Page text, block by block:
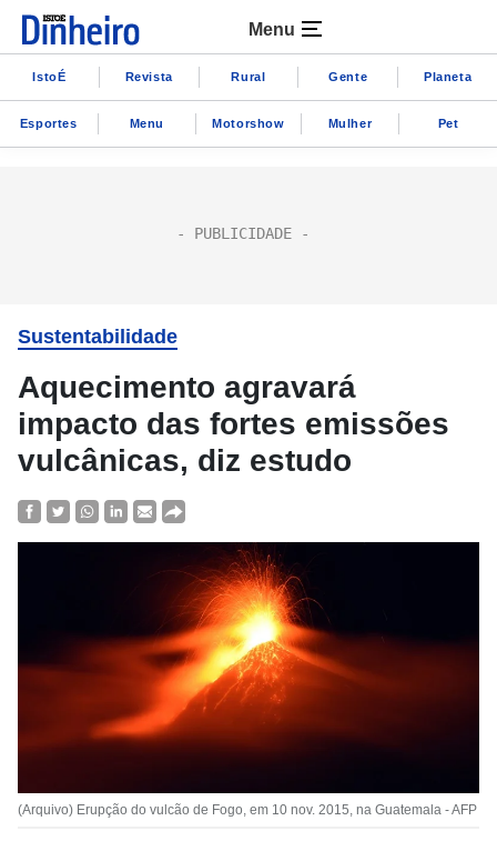
Menu
IstoÉ Revista Rural Gente Planeta
Esportes Menu Motorshow Mulher Pet
Sustentabilidade
Aquecimento agravará
impacto das fortes emissões
vulcânicas, diz estudo
(Arquivo) Erupção do vulcão de Fogo, em 10 nov. 2015, na Guatemala - AFP